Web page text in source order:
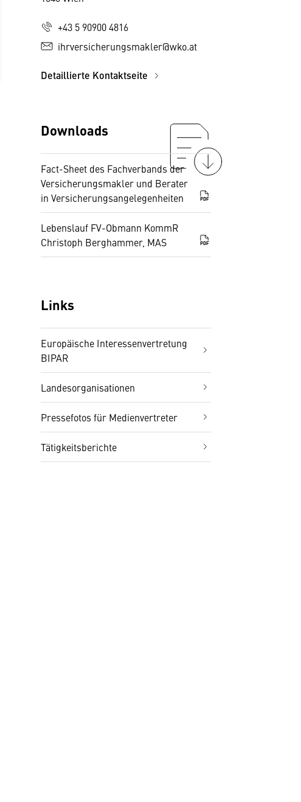
+43 5 90900 4816
ihrversicherungsmakler@wko.at
Detaillierte Kontaktseite
Downloads
Fact-Sheet des Fachverbands der
Versicherungsmakler und Berater
in Versicherungsangelegenheiten
PDF
Lebenslauf FV-Obmann KommR
Christoph Berghammer, MAS
PDF
Links
Europäische Interessenvertretung
BIPAR
Landesorganisationen
Pressefotos für Medienvertreter
Tätigkeitsberichte